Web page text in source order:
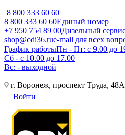
8 800 333 60 60
8 800 333 60 60Единый номер
+7 950 754 89 00Дизельный
shop@cdi36.rue-mail для всех
График работыПн - Пт: с 9.00 до
Сб - с 10.00 до 17.00
Вс: - выходной
г. Воронеж, проспект Труда,
Войти